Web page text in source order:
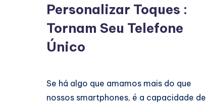
Personalizar Toques :
Tornam Seu Telefone
Único
Se há algo que amamos mais do que
nossos smartphones, é a capacidade de